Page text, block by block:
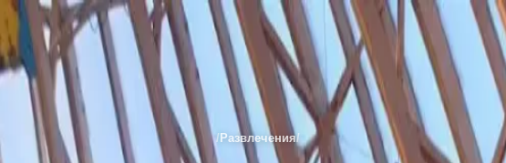
Аквапарк «Питерлэнд»
Места Санкт-Петербурга/ Развлечения/ Аквапарки